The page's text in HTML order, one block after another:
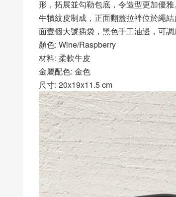
形，拓展並勾勒包底，令造型更加優
牛犢紋皮制成，正面翻蓋拉袢位於繩
面壹個大號插袋，黑色手工油邊，可
顏色: Wine/Raspberry
材料: 柔軟牛皮
金屬配色: 金色
尺寸: 20x19x11.5 cm